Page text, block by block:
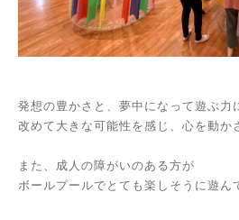
発想の豊かさと、夢中になって遊ぶ力
改めて大きな可能性を感じ、心を動か
また、成人の障がいのある方が
ボールプールでとても楽しそうに遊ん